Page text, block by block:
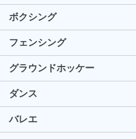
ボクシング
フェンシング
グラウンドホッケー
ダンス
バレエ